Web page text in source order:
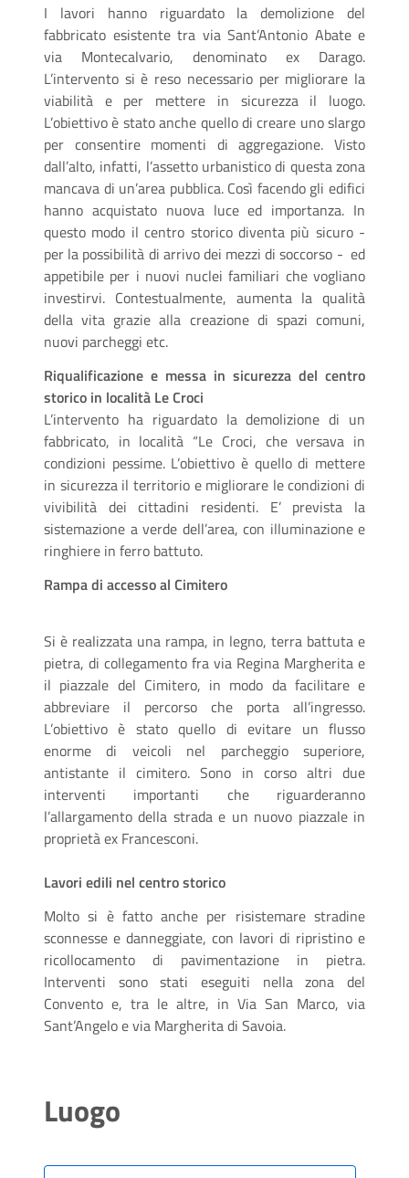
I lavori hanno riguardato la demolizione del
fabbricato esistente tra via Sant’Antonio Abate e
via Montecalvario, denominato ex Darago.
L’intervento si è reso necessario per migliorare la
viabilità e per mettere in sicurezza il luogo.
L’obiettivo è stato anche quello di creare uno slargo
per consentire momenti di aggregazione. Visto
dall’alto, infatti, l’assetto urbanistico di questa zona
mancava di un’area pubblica. Così facendo gli edifici
hanno acquistato nuova luce ed importanza. In
questo modo il centro storico diventa più sicuro -
per la possibilità di arrivo dei mezzi di soccorso - ed
appetibile per i nuovi nuclei familiari che vogliano
investirvi. Contestualmente, aumenta la qualità
della vita grazie alla creazione di spazi comuni,
nuovi parcheggi etc.
Riqualificazione e messa in sicurezza del centro
storico in località Le Croci
L’intervento ha riguardato la demolizione di un
fabbricato, in località “Le Croci, che versava in
condizioni pessime. L’obiettivo è quello di mettere
in sicurezza il territorio e migliorare le condizioni di
vivibilità dei cittadini residenti. E’ prevista la
sistemazione a verde dell’area, con illuminazione e
ringhiere in ferro battuto.
Rampa di accesso al Cimitero
Si è realizzata una rampa, in legno, terra battuta e
pietra, di collegamento fra via Regina Margherita e
il piazzale del Cimitero, in modo da facilitare e
abbreviare il percorso che porta all’ingresso.
L’obiettivo è stato quello di evitare un flusso
enorme di veicoli nel parcheggio superiore,
antistante il cimitero. Sono in corso altri due
interventi importanti che riguarderanno
l’allargamento della strada e un nuovo piazzale in
proprietà ex Francesconi.
Lavori edili nel centro storico
Molto si è fatto anche per risistemare stradine
sconnesse e danneggiate, con lavori di ripristino e
ricollocamento di pavimentazione in pietra.
Interventi sono stati eseguiti nella zona del
Convento e, tra le altre, in Via San Marco, via
Sant’Angelo e via Margherita di Savoia.
Luogo